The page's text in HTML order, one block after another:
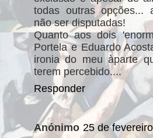
todas outras opções...
não ser disputadas!
Quanto aos dois
Portela e Eduardo
ironia do meu àparte
terem percebido....
Responder
Anónimo 25 de